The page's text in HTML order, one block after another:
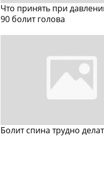
Что принять при
90 болит голова
Болит спина трудно